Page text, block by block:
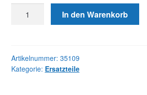
LIGHT
CAP
Menge
In den Warenkorb
Artikelnummer: 35109
Kategorie: Ersatzteile